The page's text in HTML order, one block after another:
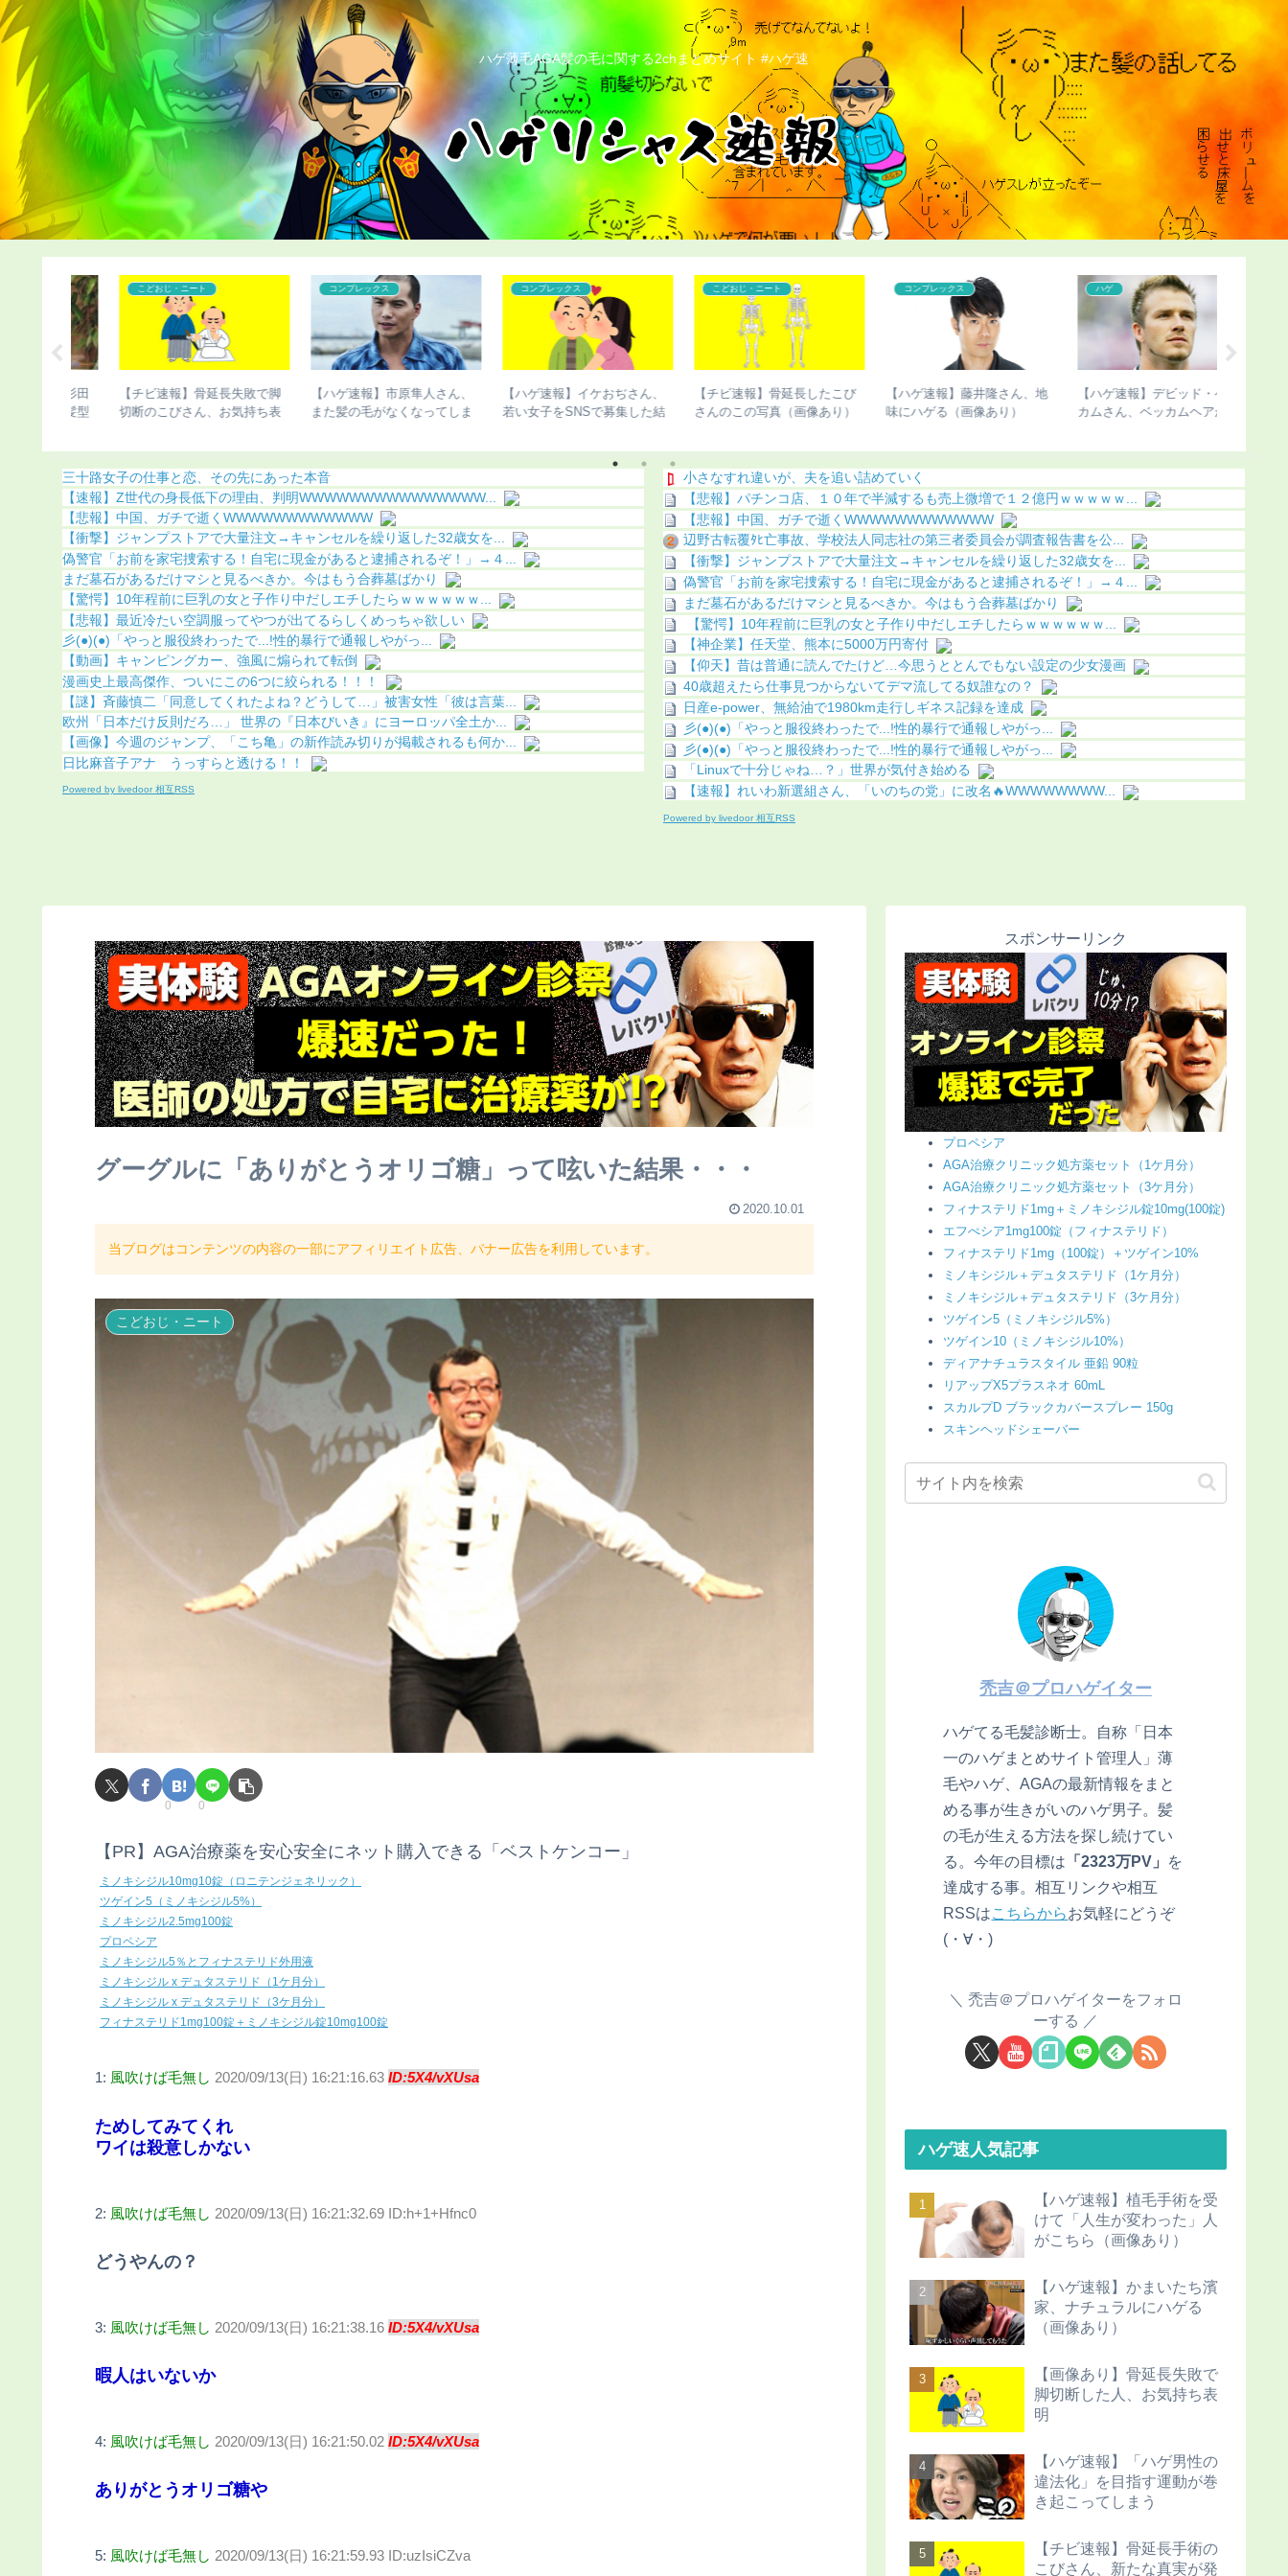
ハゲ薄毛AGA髪の毛に関する2chまとめサイト #ハゲ速
コンプレックス
【ハゲ速報】イケおぢさん、
若い女子をSNSで募集した結
こどおじ・ニート
【チビ速報】骨延長したこび
さんのこの写真（画像あり）
コンプレックス
【ハゲ速報】藤井隆さん、地
味にハゲる（画像あり）
【ハゲ速報】デビッド・ベッ
カムさん、ベッカムヘアが進
こどおじ・ニート
【超画像】チー牛さん、世界
にチー牛を晒してしまうｗｗ
こどおじ・ニート
【チビ速報】骨延長手術のこ
びさん、新たな真実が発覚
三十路女子の仕事と恋、その先にあった本音
【速報】Z世代の身長低下の理由、判明WWWWWWWWWWWWWWW...
【悲報】中国、ガチで逝くWWWWWWWWWWWW
【衝撃】ジャンプストアで大量注文→キャンセルを繰り返した32歳女を...
偽警官「お前を家宅捜索する！自宅に現金があると逮捕されるぞ！」→４...
まだ墓石があるだけマシと見るべきか。今はもう合葬墓ばかり
【驚愕】10年程前に巨乳の女と子作り中だしエチしたらｗｗｗｗｗｗ...
【悲報】最近冷たい空調服ってやつが出てるらしくめっちゃ欲しい
彡(●)(●)「やっと服役終わったで...!性的暴行で通報しやがっ...
【動画】キャンピングカー、強風に煽られて転倒
漫画史上最高傑作、ついにこの6つに絞られる！！！
【謎】斉藤慎二「同意してくれたよね？どうして…」被害女性「彼は言葉...
欧州「日本だけ反則だろ…」 世界の『日本びいき』にヨーロッパ全土か...
【画像】今週のジャンプ、「こち亀」の新作読み切りが掲載されるも何か...
日比麻音子アナ うっすらと透ける！！
Powered by livedoor 相互RSS
小さなすれ違いが、夫を追い詰めていく
【悲報】パチンコ店、１０年で半減するも売上微増で１２億円ｗｗｗｗｗ...
【悲報】中国、ガチで逝くWWWWWWWWWWWW
辺野古転覆ﾀﾋ亡事故、学校法人同志社の第三者委員会が調査報告書を公...
【衝撃】ジャンプストアで大量注文→キャンセルを繰り返した32歳女を...
偽警官「お前を家宅捜索する！自宅に現金があると逮捕されるぞ！」→４...
まだ墓石があるだけマシと見るべきか。今はもう合葬墓ばかり
【驚愕】10年程前に巨乳の女と子作り中だしエチしたらｗｗｗｗｗｗ...
【神企業】任天堂、熊本に5000万円寄付
【仰天】昔は普通に読んでたけど…今思うととんでもない設定の少女漫画
40歳超えたら仕事見つからないてデマ流してる奴誰なの？
日産e-power、無給油で1980km走行しギネス記録を達成
彡(●)(●)「やっと服役終わったで...!性的暴行で通報しやがっ...
彡(●)(●)「やっと服役終わったで...!性的暴行で通報しやがっ...
「Linuxで十分じゃね…？」世界が気付き始める
【速報】れいわ新選組さん、「いのちの党」に改名🔥WWWWWWWW...
Powered by livedoor 相互RSS
グーグルに「ありがとうオリゴ糖」って呟いた結果・・・
2020.10.01
当ブログはコンテンツの内容の一部にアフィリエイト広告、バナー広告を利用しています。
こどおじ・ニート
0 0
【PR】AGA治療薬を安心安全にネット購入できる「ベストケンコー」
ミノキシジル10mg10錠（ロニテンジェネリック）
ツゲイン5（ミノキシジル5%）
ミノキシジル2.5mg100錠
プロペシア
ミノキシジル5％とフィナステリド外用液
ミノキシジル x デュタステリド（1ケ月分）
ミノキシジル x デュタステリド（3ケ月分）
フィナステリド1mg100錠＋ミノキシジル錠10mg100錠
1: 風吹けば毛無し 2020/09/13(日) 16:21:16.63 ID:5X4/vXUsa
ためしてみてくれ
ワイは殺意しかない
2: 風吹けば毛無し 2020/09/13(日) 16:21:32.69 ID:h+1+Hfnc0
どうやんの？
3: 風吹けば毛無し 2020/09/13(日) 16:21:38.16 ID:5X4/vXUsa
暇人はいないか
4: 風吹けば毛無し 2020/09/13(日) 16:21:50.02 ID:5X4/vXUsa
ありがとうオリゴ糖や
5: 風吹けば毛無し 2020/09/13(日) 16:21:59.93 ID:uzIsiCZva
スポンサーリンク
プロペシア
AGA治療クリニック処方薬セット（1ケ月分）
AGA治療クリニック処方薬セット（3ケ月分）
フィナステリド1mg＋ミノキシジル錠10mg(100錠)
エフぺシア1mg100錠（フィナステリド）
フィナステリド1mg（100錠）＋ツゲイン10%
ミノキシジル＋デュタステリド（1ケ月分）
ミノキシジル＋デュタステリド（3ケ月分）
ツゲイン5（ミノキシジル5%）
ツゲイン10（ミノキシジル10%）
ディアナチュラスタイル 亜鉛 90粒
リアップX5プラスネオ 60mL
スカルプD ブラックカバースプレー 150g
スキンヘッドシェーバー
禿吉＠プロハゲイター
ハゲてる毛髪診断士。自称「日本
一のハゲまとめサイト管理人」薄
毛やハゲ、AGAの最新情報をまと
める事が生きがいのハゲ男子。髪
の毛が生える方法を探し続けてい
る。今年の目標は 「2323万PV」 を
達成する事。相互リンクや相互
RSSはこちらからお気軽にどうぞ
(・∀・)
禿吉＠プロハゲイターをフォロ
ーする
ハゲ速人気記事
【ハゲ速報】植毛手術を受
けて「人生が変わった」人
がこちら（画像あり）
【ハゲ速報】かまいたち濱
家、ナチュラルにハゲる
（画像あり）
【画像あり】骨延長失敗で
脚切断した人、お気持ち表
明
【ハゲ速報】「ハゲ男性の
違法化」を目指す運動が巻
き起こってしまう
【チビ速報】骨延長手術の
こびさん、新たな真実が発